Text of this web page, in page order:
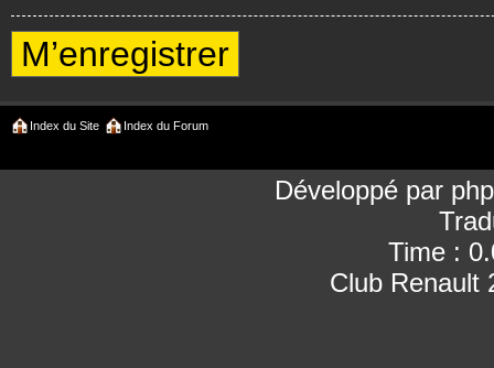
M’enregistrer
Index du Site Index du Forum
Développé par
Time :
Club Renault